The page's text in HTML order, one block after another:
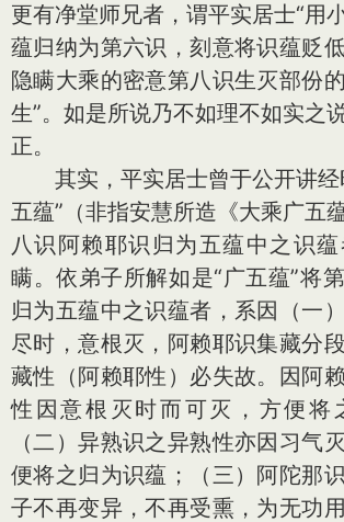
更有净堂师兄者，谓平实居士“用
蕴归纳为第六识，刻意将识蕴贬
隐瞒大乘的密意第八识生灭部份
生”。如是所说乃不如理不如实之
正。
其实，平实居士曾于公开讲经
五蕴”（非指安慧所造《大乘广五
八识阿赖耶识归为五蕴中之识
瞒。依弟子所解如是“广五蕴”将
归为五蕴中之识蕴者，系因（一
尽时，意根灭，阿赖耶识集藏分
藏性（阿赖耶性）必失故。因阿
性因意根灭时而可灭，方便将
（二）异熟识之异熟性亦因习气
便将之归为识蕴；（三）阿陀那
子不再变异，不再受熏，为无功